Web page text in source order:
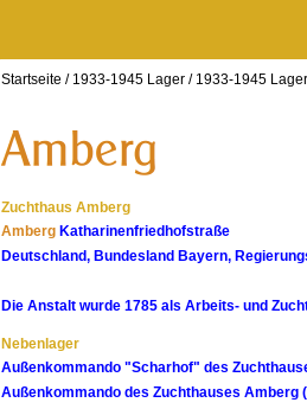
Startseite / 1933-1945 Lager / 1933-1945
Zuchthaus Amberg
Amberg Katharinenfriedhofstraße
Deutschland, Bundesland Bayern,
Die Anstalt wurde 1785 als Arbeits- und
Nebenlager
Außenkommando "Scharhof" des
Außenkommando des Zuchthauses Amberg